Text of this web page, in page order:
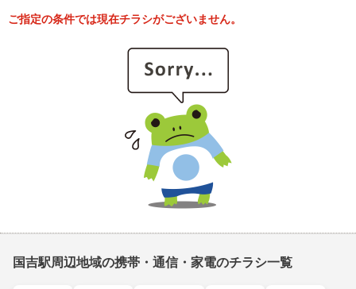
ご指定の条件では現在チラシがございません。
国吉駅周辺地域の携帯・通信・家電のチラシ一覧